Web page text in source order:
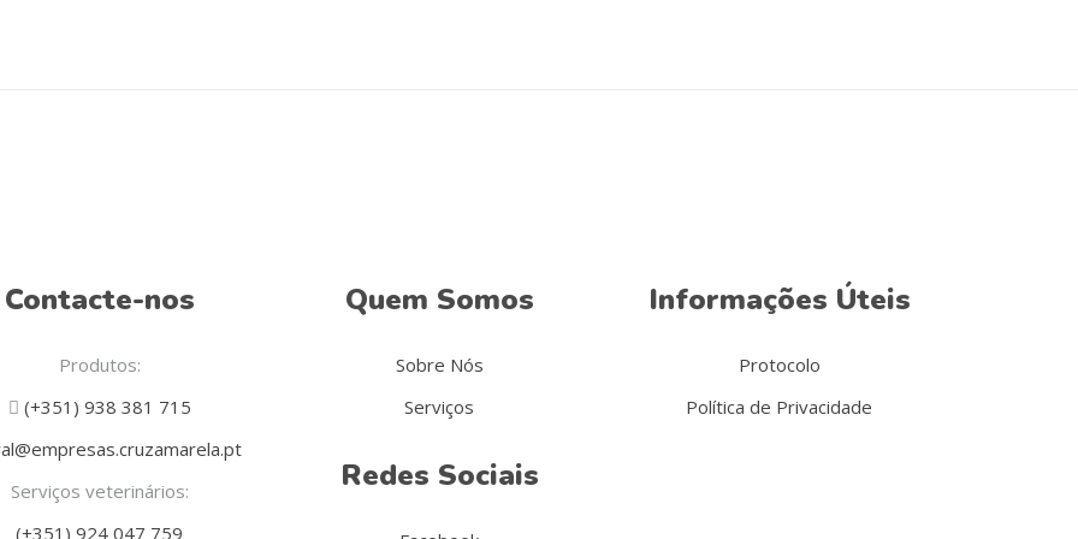
Contacte-nos
Produtos:
(+351) 938 381 715
Serviços veterinários:
(+351) 924 047 759
Quem Somos
Sobre Nós
Serviços
Redes Sociais
Informações Úteis
Protocolo
Política de Privacidade